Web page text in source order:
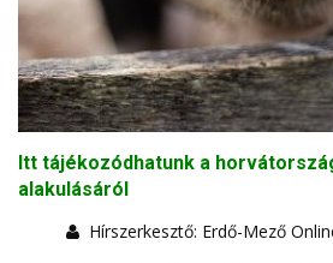
Itt tájékozódhatunk a
alakulásáról
Hírszerkesztő: Erdő-Mező